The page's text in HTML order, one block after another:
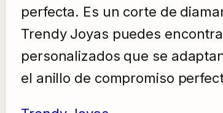
perfecta. Es un corte de
Trendy Joyas puedes
personalizados que se
el anillo de compromiso